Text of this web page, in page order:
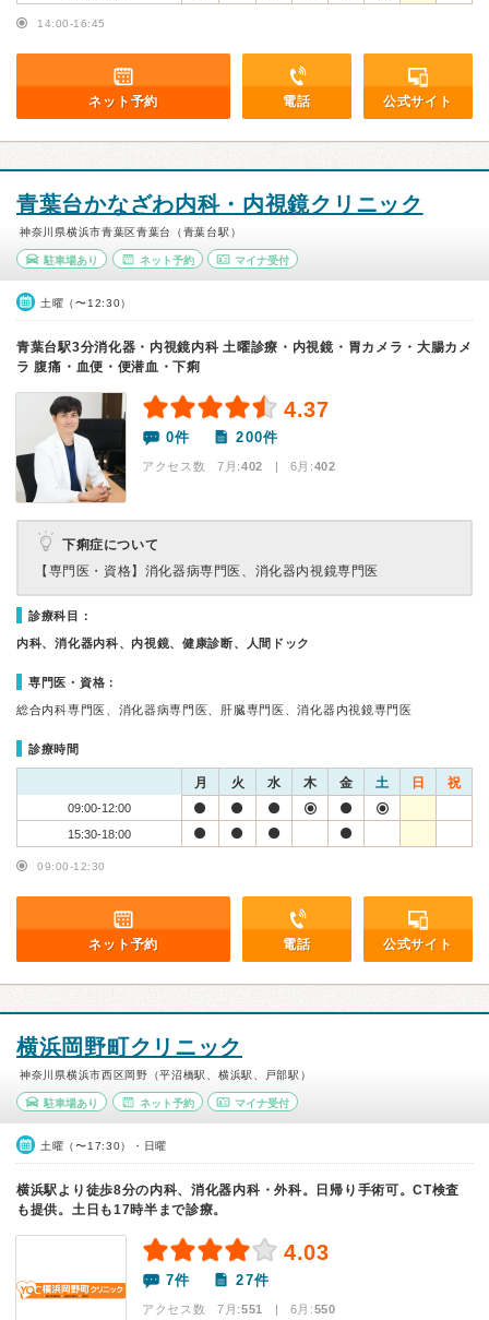
14:00-16:45
ネット予約 電話 公式サイト
青葉台かなざわ内科・内視鏡クリニック
神奈川県横浜市青葉区青葉台（青葉台駅）
駐車場あり ネット予約 マイナ受付
土曜（〜12:30）
青葉台駅3分消化器・内視鏡内科 土曜診療・内視鏡・胃カメラ・大腸カメ
ラ 腹痛・血便・便潜血・下痢
4.37
0件 200件
アクセス数 7月:402 | 6月:402
下痢症について
【専門医・資格】 消化器病専門医、消化器内視鏡専門医
診療科目：
内科、消化器内科、内視鏡、健康診断、人間ドック
専門医・資格：
総合内科専門医、消化器病専門医、肝臓専門医、消化器内視鏡専門医
診療時間
月 火 水 木 金 土 日 祝
09:00-12:00
15:30-18:00
09:00-12:30
ネット予約 電話 公式サイト
横浜岡野町クリニック
神奈川県横浜市西区岡野（平沼橋駅、横浜駅、戸部駅）
駐車場あり ネット予約 マイナ受付
土曜（〜17:30）・日曜
横浜駅より徒歩8分の内科、消化器内科・外科。日帰り手術可。CT検査
も提供。土日も17時半まで診療。
4.03
7件 27件
アクセス数 7月:551 | 6月:550